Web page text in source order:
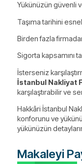
Yükünüzün güvenli
Taşıma tarihini
Birden fazla
Sigorta kapsamını
İsterseniz
İstanbul Nakliyat
karşılaştırabilir ve
Hakkâri İstanbul
konforunu ve
yükünüzün
Makaleyi